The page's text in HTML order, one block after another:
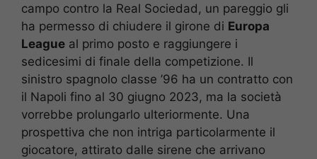
campo contro la Real Sociedad, un pareggio gli
ha permesso di chiudere il girone di Europa
League al primo posto e raggiungere i
sedicesimi di finale della competizione. Il
sinistro spagnolo classe ’96 ha un contratto con
il Napoli fino al 30 giugno 2023, ma la società
vorrebbe prolungarlo ulteriormente. Una
prospettiva che non intriga particolarmente il
giocatore, attirato dalle sirene che arrivano